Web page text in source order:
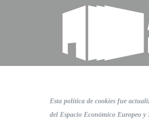
Esta política de cookies fue
del Espacio Económico Europeo y